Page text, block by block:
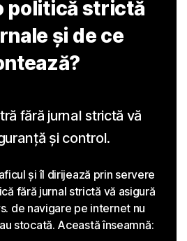
politică strictă
și de ce
fără jurnal strictă vă
și control.
și îl dirijează prin servere
fără jurnal strictă vă asigură
de navigare pe internet nu
stocată. Această înseamnă: